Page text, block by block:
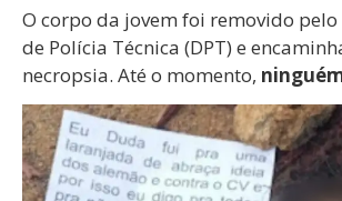
O corpo da jovem foi removido
de Polícia Técnica (DPT) e
necropsia. Até o momento,